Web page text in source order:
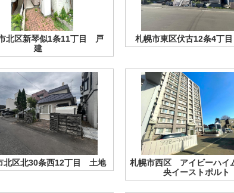
北区新琴似1条11丁目 戸
建
札幌市東区伏古12条4丁
北区北30条西12丁目 土地
札幌市西区 アイビーハイ
央イーストポルト